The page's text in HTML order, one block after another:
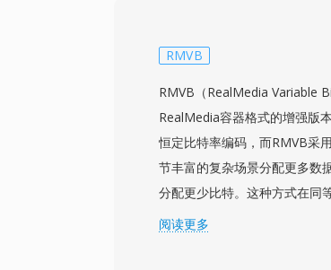
输，为内容发布商提供灵活的
味着所含媒体流可以通过现代
RMVB
RMVB（RealMedia Variable
RealMedia容器格式的增强版
恒定比特率编码，而RMVB采
节丰富的复杂场景分配更多数
分配更少比特。这种方式在同
供了显著更优的视觉质量。
阅读更多